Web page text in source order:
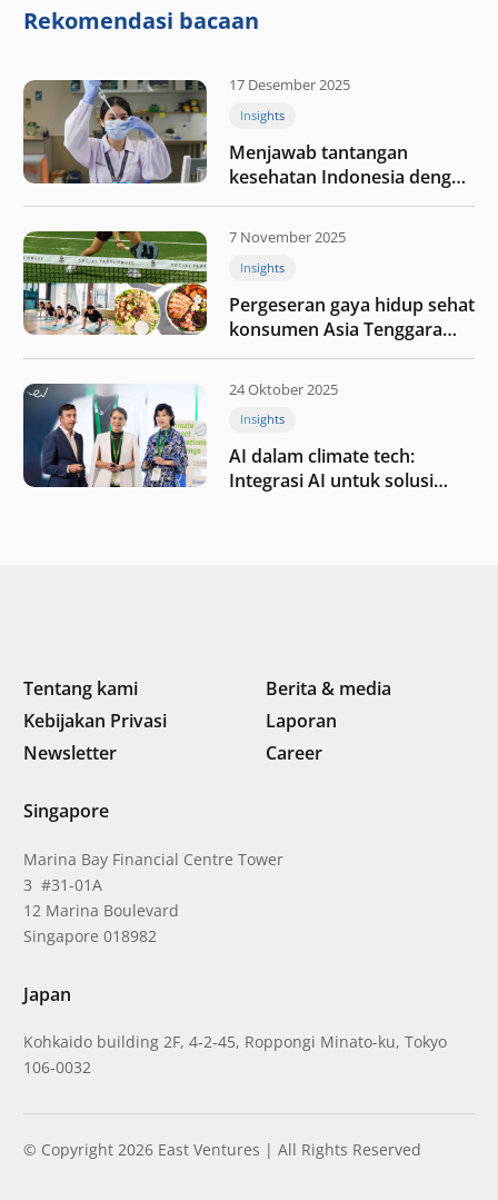
nilai melalui kedisiplinan”
Rekomendasi bacaan
17 Desember 2025
Insights
Menjawab tantangan
kesehatan Indonesia dengan
berinvestasi di teknologi
kesehatan
7 November 2025
Insights
Pergeseran gaya hidup sehat
konsumen Asia Tenggara
pada tahun 2025
24 Oktober 2025
Insights
AI dalam climate tech:
Integrasi AI untuk solusi
Tentang kami
Berita & media
Kebijakan Privasi
Laporan
Newsletter
Career
Singapore
Marina Bay Financial Centre Tower
3 #31-01A
12 Marina Boulevard
Singapore 018982
Japan
Kohkaido building 2F, 4-2-45, Roppongi Minato-ku, Tokyo
106-0032
© Copyright 2026 East Ventures | All Rights Reserved